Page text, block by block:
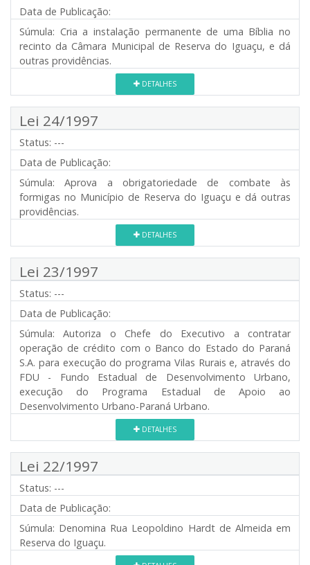
Data de Publicação:
Súmula: Cria a instalação permanente de uma Bíblia no
recinto da Câmara Municipal de Reserva do Iguaçu, e dá
outras providências.
DETALHES
Lei 24/1997
Status: ---
Data de Publicação:
Súmula: Aprova a obrigatoriedade de combate às
formigas no Município de Reserva do Iguaçu e dá outras
providências.
DETALHES
Lei 23/1997
Status: ---
Data de Publicação:
Súmula: Autoriza o Chefe do Executivo a contratar
operação de crédito com o Banco do Estado do Paraná
S.A. para execução do programa Vilas Rurais e, através do
FDU - Fundo Estadual de Desenvolvimento Urbano,
execução do Programa Estadual de Apoio ao
Desenvolvimento Urbano-Paraná Urbano.
DETALHES
Lei 22/1997
Status: ---
Data de Publicação:
Súmula: Denomina Rua Leopoldino Hardt de Almeida em
Reserva do Iguaçu.